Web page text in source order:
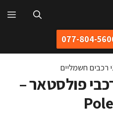
רכבים חשמליים
פולסטאר –